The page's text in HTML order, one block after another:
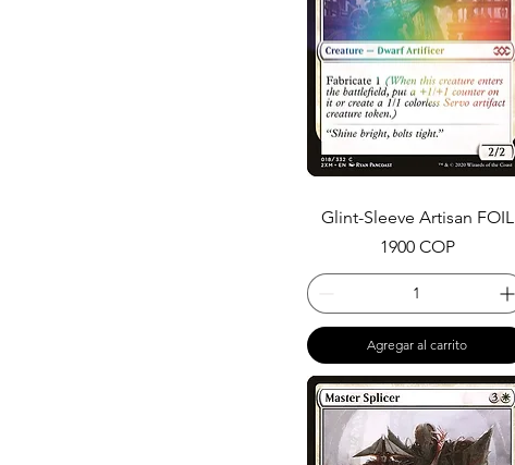
Glint-Sleeve Artisan FOIL
Precio
1900 COP
Agregar al carrito